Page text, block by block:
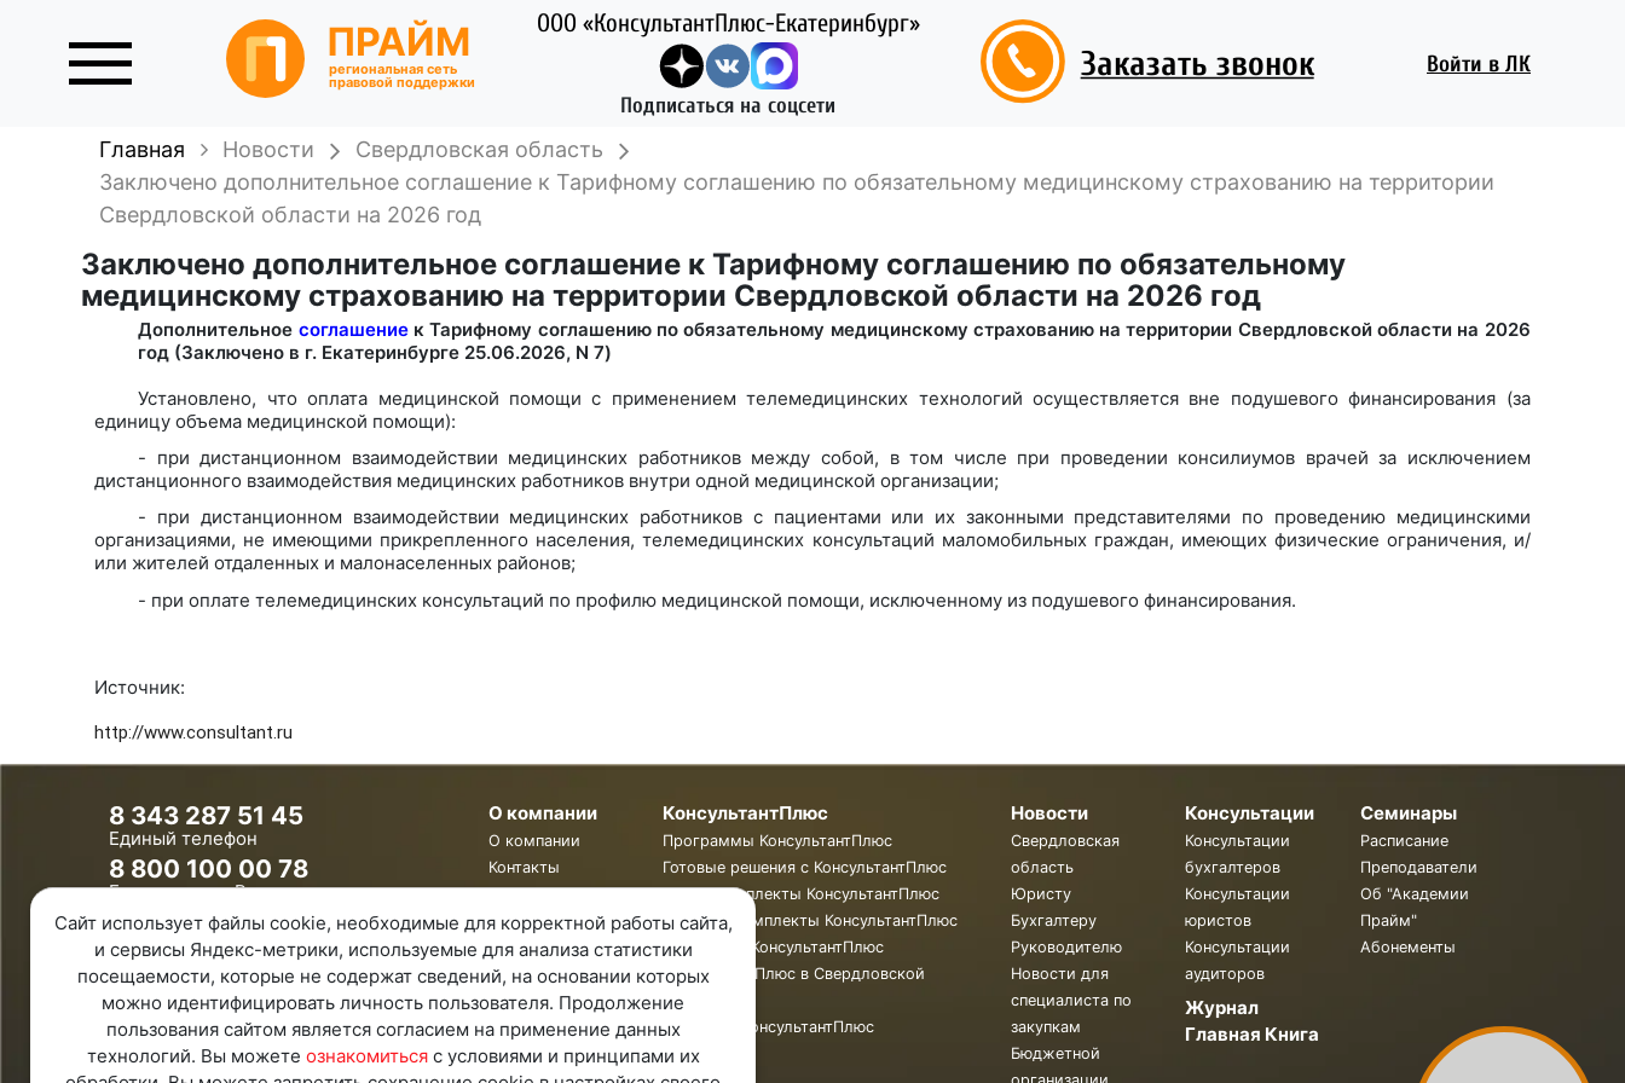
ПРАЙМ
региональная сеть
правовой поддержки
ООО «КонсультантПлюс-Екатеринбург»
Подписаться на соцсети
Заказать звонок Войти в ЛК
Главная Новости
Свердловская область
Заключено дополнительное соглашение к Тарифному соглашению по обязательному медицинскому страхованию на территории
Свердловской области на 2026 год
Заключено дополнительное соглашение к Тарифному соглашению по обязательному
медицинскому страхованию на территории Свердловской области на 2026 год
Дополнительное соглашениек Тарифному соглашению по обязательному медицинскому страхованию на территории Свердловской области на 2026
год (Заключено в г. Екатеринбурге 25.06.2026, N 7)
Установлено, что оплата медицинской помощи с применением телемедицинских технологий осуществляется вне подушевого финансирования (за
единицу объема медицинской помощи):
- при дистанционном взаимодействии медицинских работников между собой, в том числе при проведении консилиумов врачей за исключением
дистанционного взаимодействия медицинских работников внутри одной медицинской организации;
- при дистанционном взаимодействии медицинских работников с пациентами или их законными представителями по проведению медицинскими
организациями, не имеющими прикрепленного населения, телемедицинских консультаций маломобильных граждан, имеющих физические ограничения, и/
или жителей отдаленных и малонаселенных районов;
- при оплате телемедицинских консультаций по профилю медицинской помощи, исключенному из подушевого финансирования.
Источник:
http://www.consultant.ru
8 343 287 51 45
Единый телефон
8 800 100 00 78
Бесплатно по России
Обратная связь
Удаленная поддержка
Политика конфиденциальности
Политика обработки персональных
данных
Карта Сайта
О компании
О компании
Контакты
Вакансии
КонсультантПлюс
Программы КонсультантПлюс
Готовые решения с КонсультантПлюс
Смарт Комплекты КонсультантПлюс
Жесткие Комплекты КонсультантПлюс
Бюллетень КонсультантПлюс
КонсультантПлюс в Свердловской
области
Обучение КонсультантПлюс
Новости
Свердловская
область
Юристу
Бухгалтеру
Руководителю
Новости для
специалиста по
закупкам
Бюджетной
Консультации
Консультации
бухгалтеров
Консультации
юристов
Консультации
аудиторов
Журнал
Главная Книга
Семинары
Расписание
Преподаватели
Об "Академии
Прайм"
Абонементы
Сайт использует файлы cookie, необходимые для корректной работы сайта,
и сервисы Яндекс-метрики, используемые для анализа статистики
посещаемости, которые не содержат сведений, на основании которых
можно идентифицировать личность пользователя. Продолжение
пользования сайтом является согласием на применение данных
технологий. Вы можете ознакомитьсяс условиями и принципами их